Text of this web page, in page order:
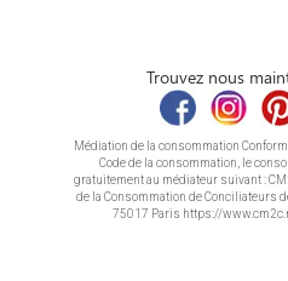
Trouvez nous
Médiation de la consommation
Code de la consommation, le
gratuitement au médiateur suivant :
de la Consommation de Conciliateurs
75017 Paris https://